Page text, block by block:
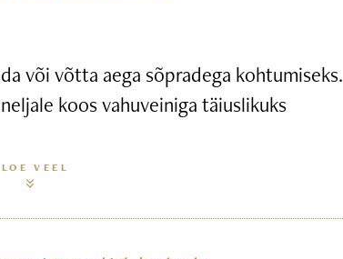
või võtta aega sõpradega kohtumiseks.
koos vahuveiniga täiuslikuks
LOE VEEL